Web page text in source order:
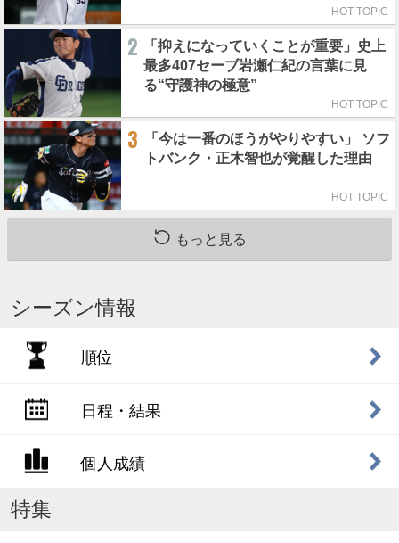
HOT TOPIC
2
「抑えになっていくことが重要」史上
最多407セーブ岩瀬仁紀の言葉に見
る“守護神の極意”
HOT TOPIC
3
「今は一番のほうがやりやすい」 ソフ
トバンク・正木智也が覚醒した理由
HOT TOPIC
もっと見る
シーズン情報
順位
日程・結果
個人成績
特集